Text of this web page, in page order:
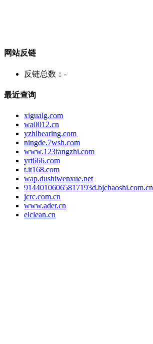
网站反链
反链总数： -
最近查询
xigualg.com
wa0012.cn
yzhlbearing.com
ningde.7wsh.com
www.123fangzhi.com
yrt666.com
t.it168.com
wap.dushiwenxue.net
91440106065817193d.bjchaoshi.com.cn
jcrc.com.cn
www.ader.cn
elclean.cn